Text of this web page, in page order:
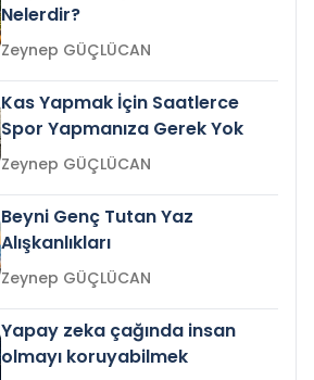
Nelerdir?
Zeynep GÜÇLÜCAN
Kas Yapmak İçin Saatlerce
Spor Yapmanıza Gerek Yok
Zeynep GÜÇLÜCAN
Beyni Genç Tutan Yaz
Alışkanlıkları
Zeynep GÜÇLÜCAN
Yapay zeka çağında insan
olmayı koruyabilmek